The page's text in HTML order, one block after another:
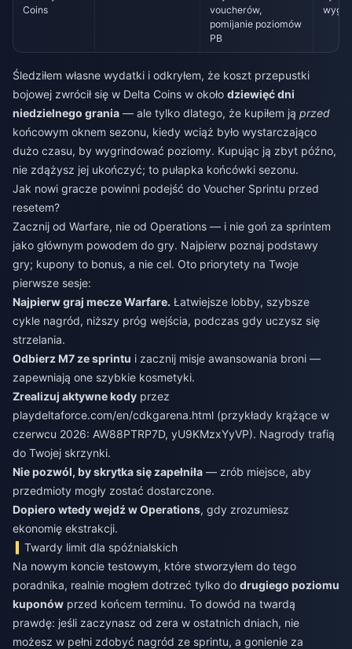
Coins
voucherów,
pomijanie poziomów
PB
Śledziłem własne wydatki i odkryłem, że koszt przepustki
bojowej zwrócił się w Delta Coins w około dziewięć dni
niedzielnego grania — ale tylko dlatego, że kupiłem ją przed
końcowym oknem sezonu, kiedy wciąż było wystarczająco
dużo czasu, by wygrindować poziomy. Kupując ją zbyt późno,
nie zdążysz jej ukończyć; to pułapka końcówki sezonu.
Jak nowi gracze powinni podejść do Voucher Sprintu przed
resetem?
Zacznij od Warfare, nie od Operations — i nie goń za sprintem
jako głównym powodem do gry. Najpierw poznaj podstawy
gry; kupony to bonus, a nie cel. Oto priorytety na Twoje
pierwsze sesje:
Najpierw graj mecze Warfare. Łatwiejsze lobby, szybsze
cykle nagród, niższy próg wejścia, podczas gdy uczysz się
strzelania.
Odbierz M7 ze sprintu i zacznij misje awansowania broni —
zapewniają one szybkie kosmetyki.
Zrealizuj aktywne kody przez
playdeltaforce.com/en/cdkgarena.html (przykłady krążące w
czerwcu 2026: AW88PTRP7D, yU9KMzxYyVP). Nagrody trafią
do Twojej skrzynki.
Nie pozwól, by skrytka się zapełniła — zrób miejsce, aby
przedmioty mogły zostać dostarczone.
Dopiero wtedy wejdź w Operations, gdy zrozumiesz
ekonomię ekstrakcji.
Twardy limit dla spóźnialskich
Na nowym koncie testowym, które stworzyłem do tego
poradnika, realnie mogłem dotrzeć tylko do drugiego poziomu
kuponów przed końcem terminu. To dowód na twardą
prawdę: jeśli zaczynasz od zera w ostatnich dniach, nie
możesz w pełni zdobyć nagród ze sprintu, a gonienie za